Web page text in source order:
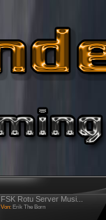
FSK Rotu Server Musi...
Von: Erik The Born